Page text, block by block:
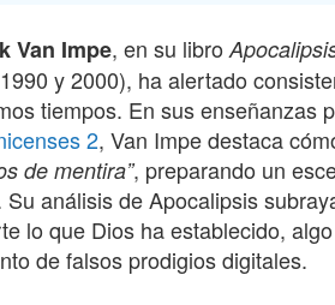
Van Impe, en su libro
y 2000), ha alertado
tiempos. En sus enseñanzas
2, Van Impe destaca
de mentira”, preparando un
análisis de Apocalipsis
lo que Dios ha establecido,
de falsos prodigios digitales.